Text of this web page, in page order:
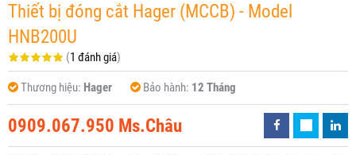
Thiết bị đóng cắt Hager (MCCB) - Model
HNB200U
(1 đánh giá)
Thương hiệu: Hager Bảo hành: 12 Tháng
0909.067.950 Ms.Châu